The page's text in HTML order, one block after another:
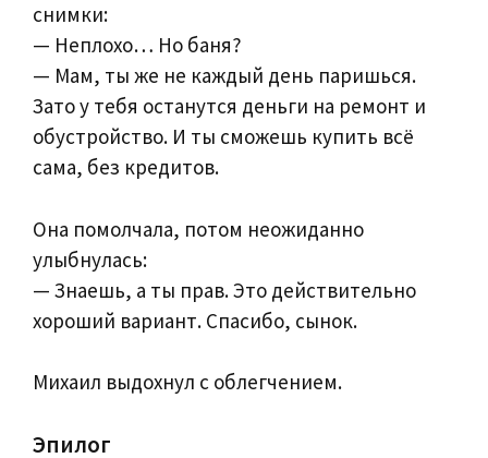
снимки:
— Неплохо… Но баня?
— Мам, ты же не каждый день паришься.
Зато у тебя останутся деньги на ремонт и
обустройство. И ты сможешь купить всё
сама, без кредитов.
Она помолчала, потом неожиданно
улыбнулась:
— Знаешь, а ты прав. Это действительно
хороший вариант. Спасибо, сынок.
Михаил выдохнул с облегчением.
Эпилог